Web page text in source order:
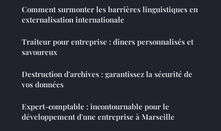
Comment surmonter les barrières linguistiques en
externalisation internationale
Traiteur pour entreprise : dîners personnalisés et
savoureux
Destruction d'archives : garantissez la sécurité de
vos données
Expert-comptable : incontournable pour le
développement d'une entreprise à Marseille